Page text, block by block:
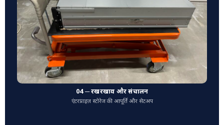
04 ─ रखरखाव और संचालन
एंटरप्राइज़ स्टोरेज की आपूर्ति और सेटअप